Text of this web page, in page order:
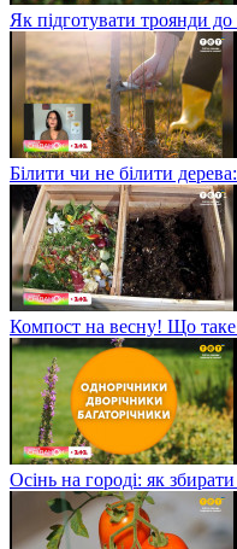
Як підготувати троянди
Білити чи не білити
Компост на весну! Що таке
Осінь на городі: як